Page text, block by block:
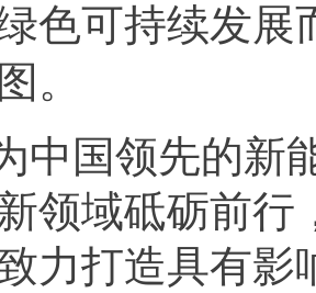
色可持续发
。
国领先的新能
领域砥砺前行
力打造具有影